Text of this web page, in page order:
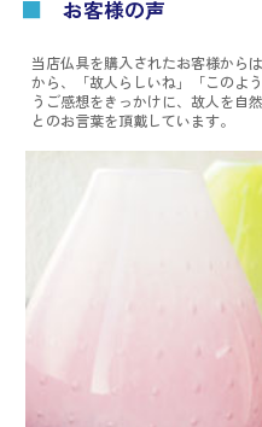
■ お客様の声
当店仏具を購入されたお客様から
から、「故人らしいね」「このよ
うご感想をきっかけに、故人を自
とのお言葉を頂戴しています。